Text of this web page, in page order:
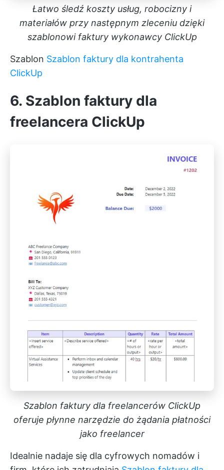
Łatwo śledź koszty usług, robocizny i
materiałów przy następnym zleceniu dzięki
szablonowi faktury wykonawcy ClickUp
Szablon Szablon faktury dla kontrahenta
ClickUp
6. Szablon faktury dla
freelancera ClickUp
Szablon faktury dla freelancerów ClickUp
oferuje płynne narzędzie do żądania płatności
jako freelancer
Idealnie nadaje się dla cyfrowych nomadów i